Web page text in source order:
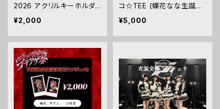
2026 アクリルキーホルダ
ー
¥2,000
コ☆TEE (蝶花なな生誕祭
Tシャツ)
¥5,000